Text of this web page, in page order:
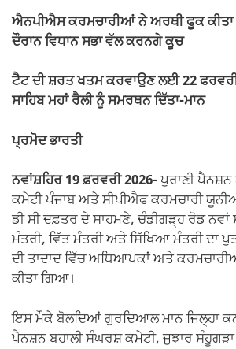
e
b
o
o
s
A
p
p
gr
a
m
y
n
k
ਐਨਪੀਐਸ ਕਰਮਚਾਰੀਆਂ ਨੇ ਅਰਥੀ ਫੂਕ ਕੀਤਾ
ਦੌਰਾਨ ਵਿਧਾਨ ਸਭਾ ਵੱਲ ਕਰਨਗੇ ਕੂਚ
ਟੈਟ ਦੀ ਸ਼ਰਤ ਖਤਮ ਕਰਵਾਉਣ ਲਈ 22
ਸਾਹਿਬ ਮਹਾਂ ਰੈਲੀ ਨੂੰ ਸਮਰਥਨ ਦਿੱਤਾ-ਮਾਨ
ਪ੍ਰਮੋਦ ਭਾਰਤੀ
ਨਵਾਂਸ਼ਹਿਰ 19 ਫ਼ਰਵਰੀ 2026-ਪੁਰਾਣੀ
ਕਮੇਟੀ ਪੰਜਾਬ ਅਤੇ ਸੀਪੀਐਫ ਕਰਮਚਾਰੀ
ਡੀ ਸੀ ਦਫ਼ਤਰ ਦੇ ਸਾਹਮਣੇ, ਚੰਡੀਗੜ੍ਹ ਰੋਡ ਨਵਾਂ
ਮੰਤਰੀ, ਵਿੱਤ ਮੰਤਰੀ ਅਤੇ ਸਿੱਖਿਆ ਮੰਤਰੀ ਦਾ
ਦੀ ਤਾਦਾਦ ਵਿੱਚ ਅਧਿਆਪਕਾਂ ਅਤੇ
ਕੀਤਾ ਗਿਆ।
ਇਸ ਮੌਕੇ ਬੋਲਦਿਆਂ ਗੁਰਦਿਆਲ ਮਾਨ ਜਿਲ੍ਹਾ
ਪੈਨਸ਼ਨ ਬਹਾਲੀ ਸੰਘਰਸ਼ ਕਮੇਟੀ, ਜੁਝਾਰ ਸੰਹੂਗੜਾ